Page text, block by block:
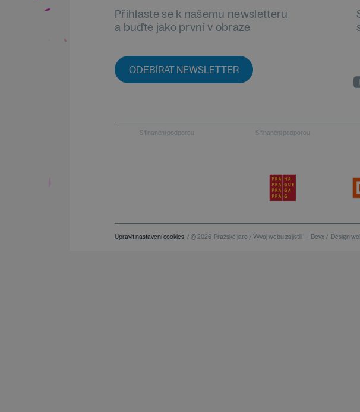
Přihlaste se k našemu newsletteru
a buďte jako první v obraze
ODEBÍRAT NEWSLETTER
S finanční podporou S finanční podporou
Upravit nastavení cookies / © 2026 Pražské jaro / Vývoj webu zajistili — Devx / Design